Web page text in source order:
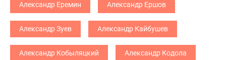
Александр Еремин Александр Ершов
Александр Зуев Александр Кайбушев
Александр Кобыляцкий Александр Кодола